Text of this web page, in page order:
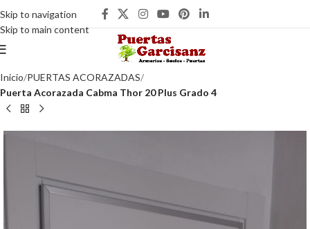
Skip to navigation
Skip to main content
Inicio PUERTAS ACORAZADAS
Puerta Acorazada Cabma Thor 20 Plus Grado 4